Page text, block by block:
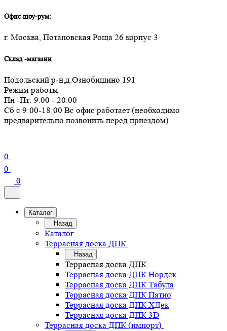
Офис шоу-рум:
г. Москва, Потаповская Роща 26 корпус 3
Склад -магазин
Подольский р-н,д.Ознобишино 191
Режим работы
Пн -Пт: 9.00 - 20.00
Сб с 9:00-18:00 Вс офис работает (необходимо
предварительно позвонить перед приездом)
0
0
0
Каталог
Назад
Каталог
Террасная доска ДПК
Назад
Террасная доска ДПК
Террасная доска ДПК Нордек
Террасная доска ДПК Табула
Террасная доска ДПК Патио
Террасная доска ДПК ХДек
Террасная доска ДПК 3D
Террасная доска ДПК (импорт)